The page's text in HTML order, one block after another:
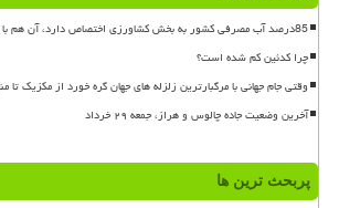
85درصد آب مصرفی کشور به بخش کشاورزی اختصاص دارد، آن هم با قیمت خیلی پایین
چرا کدئین کم شده است؟
وقتی جام جهانی با مرگبارترین زلزله های جهان گره خورد از مکزیک تا
آخرین وضعیت جاده چالوس و هراز، جمعه ۲۹ خرداد
پربحث ترین ها